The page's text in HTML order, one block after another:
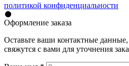
политикой конфиденциальности
Оформление заказа
Оставьте ваши контактные
свяжутся с вами для уточнения